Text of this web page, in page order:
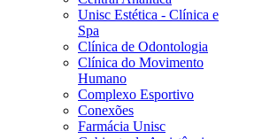
Unisc Estética - Clínica e
Spa
Clínica de Odontologia
Clínica do Movimento
Humano
Complexo Esportivo
Conexões
Farmácia Unisc